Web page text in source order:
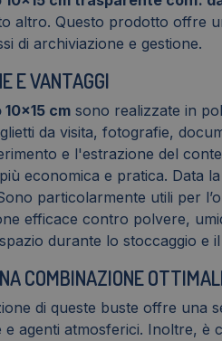
altro. Questo prodotto offre
di archiviazione e gestione.
E VANTAGGI
cm sono realizzate in
da visita, fotografie,
e l'estrazione del
economica e pratica. Data
particolarmente utili per
efficace contro polvere,
durante lo stoccaggio
COMBINAZIONE
di queste buste offre una
agenti atmosferici. Inoltre,